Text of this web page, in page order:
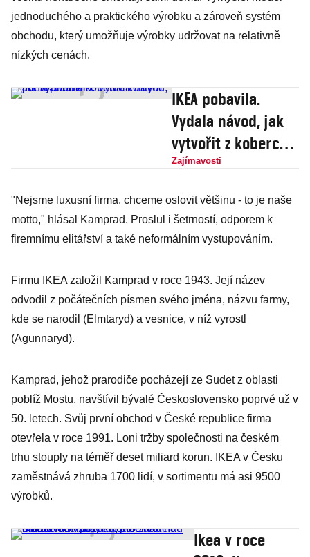
jednoduchého a praktického výrobku a zároveň systém
obchodu, který umožňuje výrobky udržovat na relativně
nízkých cenách.
IKEA pobavila.
Vydala návod, jak
vytvořit z koberce
kostým Jona Sněha
Zajímavosti
"Nejsme luxusní firma, chceme oslovit většinu - to je naše
motto," hlásal Kamprad. Proslul i šetrností, odporem k
firemnímu elitářství a také neformálním vystupováním.
Firmu IKEA založil Kamprad v roce 1943. Její název
odvodil z počátečních písmen svého jména, názvu farmy,
kde se narodil (Elmtaryd) a vesnice, v níž vyrostl
(Agunnaryd).
Kamprad, jehož prarodiče pocházejí ze Sudet z oblasti
poblíž Mostu, navštívil bývalé Československo poprvé už v
50. letech. Svůj první obchod v České republice firma
otevřela v roce 1991. Loni tržby společnosti na českém
trhu stouply na téměř deset miliard korun. IKEA v Česku
zaměstnává zhruba 1700 lidí, v sortimentu má asi 9500
výrobků.
Ikea v roce